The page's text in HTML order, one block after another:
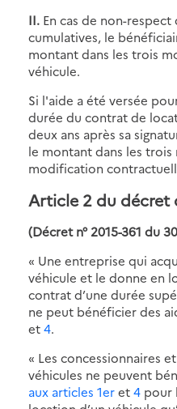
II. En cas de non-
cumulatives, le
montant dans les trois
véhicule.
Si l'aide a été versée
durée du contrat de
deux ans après sa
le montant dans les
modification
Article 2 du décret
(Décret n° 2015-361 du
« Une entreprise qui
véhicule et le donne en
contrat d’une durée
ne peut bénéficier des
et4.
« Les concessionnaires
véhicules ne peuvent
aux articles 1eret4 pour